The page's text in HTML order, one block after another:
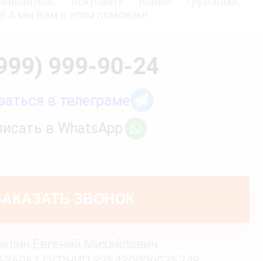
999-90-24
в телеграме
в WhatsApp
ЗВОНОК